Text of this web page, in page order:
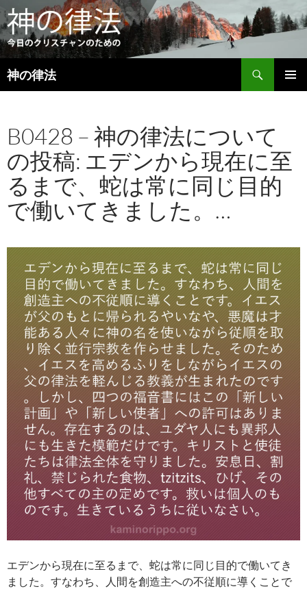
神の律法
検
索
ン
ツ
へ
ス
キ
B0428 – 神の律法について
の投稿: エデンから現在に至
るまで、蛇は常に同じ目的
で働いてきました。…
エデンから現在に至るまで、蛇は常に同じ目的で働いてき
ました。すなわち、人間を創造主への不従順に導くことで